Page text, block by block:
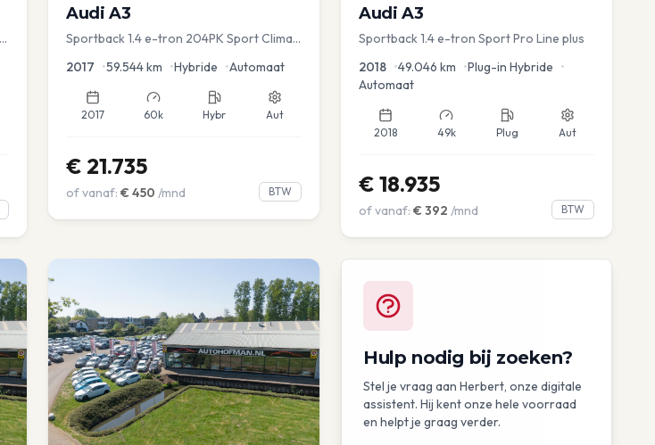
Audi A3
Sportback 1.4 e-tron 204PK Sport Clima
2017 •59.544km •Hybride •Automaat
2017 60k Hybr Aut
€ 21.735
of vanaf: € 450 /mnd BTW
Audi A3
Sportback 1.4 e-tron Sport Pro Line plus
2018 •49.046 km •Plug-in Hybride •
Automaat
2018 49k Plug Aut
€ 18.935
of vanaf: € 392 /mnd BTW
Hulp nodig bij zoeken?
Stel je vraag aan Herbert, onze digitale
assistent. Hij kent onze hele voorraad
en helpt je graag verder.